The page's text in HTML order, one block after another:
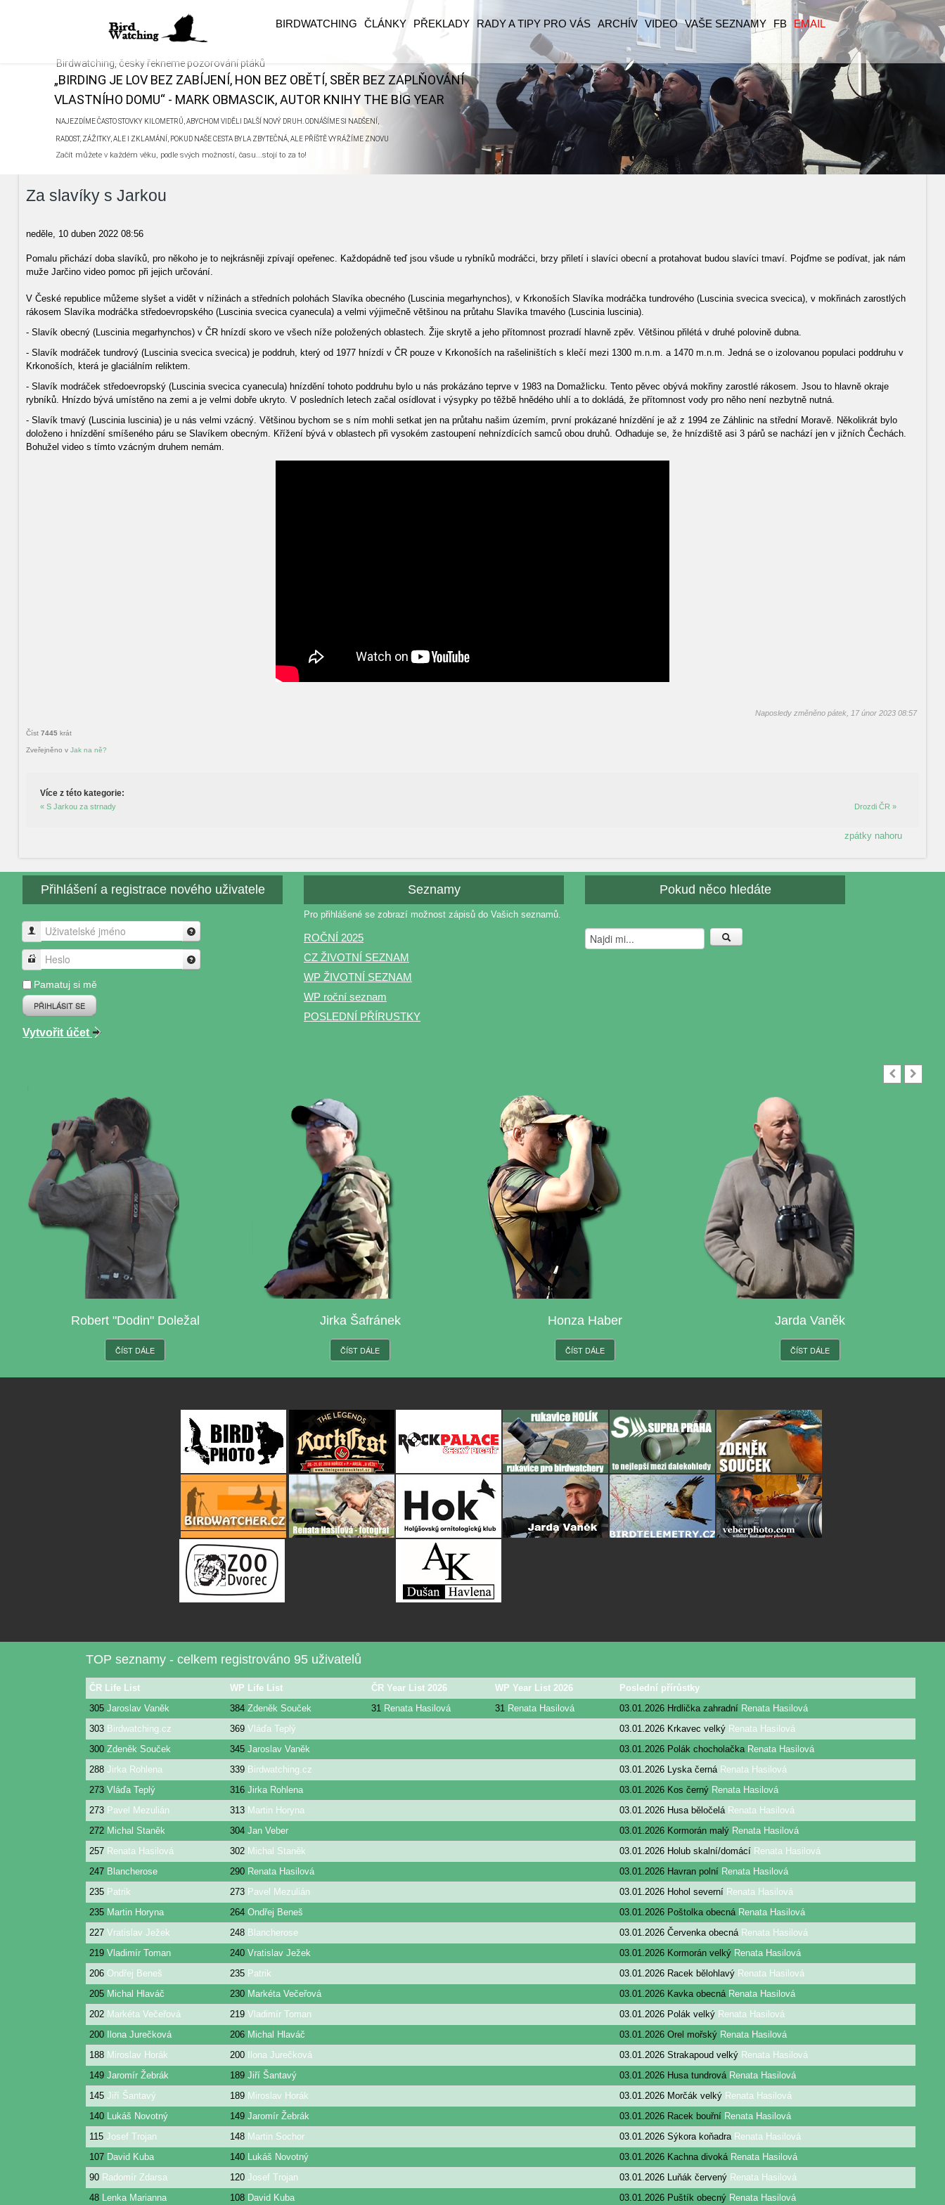
BIRDWATCHING ČLÁNKY PŘEKLADY RADY A TIPY PRO VÁS ARCHÍV VIDEO VAŠE SEZNAMY FB EMAIL
Birdwatching, česky řekneme pozorování ptáků
„BIRDING JE LOV BEZ ZABÍJENÍ, HON BEZ OBĚTÍ, SBĚR BEZ ZAPLŇOVÁNÍ
VLASTNÍHO DOMU“ - MARK OBMASCIK, AUTOR KNIHY THE BIG YEAR
NAJEZDÍME ČASTO STOVKY KILOMETRŮ, ABYCHOM VIDĚLI DALŠÍ NOVÝ DRUH. ODNÁŠÍME SI NADŠENÍ,
RADOST, ZÁŽITKY, ALE I ZKLAMÁNÍ, POKUD NAŠE CESTA BYLA ZBYTEČNÁ, ALE PŘÍŠTĚ VYRÁŽÍME ZNOVU
Začít můžete v každém věku, podle svých možností, času...stojí to za to!
Za slavíky s Jarkou
neděle, 10 duben 2022 08:56
Pomalu přichází doba slavíků, pro někoho je to nejkrásněji zpívají opeřenec. Každopádně teď jsou všude u rybníků modráčci, brzy přiletí i slavíci obecní a protahovat budou slavíci tmaví. Pojďme se podívat, jak nám
muže Jarčino video pomoc při jejich určování.
V České republice můžeme slyšet a vidět v nížinách a středních polohách Slavíka obecného (Luscinia megarhynchos), v Krkonoších Slavíka modráčka tundrového (Luscinia svecica svecica), v mokřinách zarostlých
rákosem Slavíka modráčka středoevropského (Luscinia svecica cyanecula) a velmi výjimečně většinou na průtahu Slavíka tmavého (Luscinia luscinia).
- Slavík obecný (Luscinia megarhynchos) v ČR hnízdí skoro ve všech níže položených oblastech. Žije skrytě a jeho přítomnost prozradí hlavně zpěv. Většinou přilétá v druhé polovině dubna.
- Slavík modráček tundrový (Luscinia svecica svecica) je poddruh, který od 1977 hnízdí v ČR pouze v Krkonoších na rašeliništích s klečí mezi 1300 m.n.m. a 1470 m.n.m. Jedná se o izolovanou populaci poddruhu v
Krkonoších, která je glaciálním reliktem.
- Slavík modráček středoevropský (Luscinia svecica cyanecula) hnízdění tohoto poddruhu bylo u nás prokázáno teprve v 1983 na Domažlicku. Tento pěvec obývá mokřiny zarostlé rákosem. Jsou to hlavně okraje
rybníků. Hnízdo bývá umístěno na zemi a je velmi dobře ukryto. V posledních letech začal osídlovat i výsypky po těžbě hnědého uhlí a to dokládá, že přítomnost vody pro něho není nezbytně nutná.
- Slavík tmavý (Luscinia luscinia) je u nás velmi vzácný. Většinou bychom se s ním mohli setkat jen na průtahu našim územím, první prokázané hnízdění je až z 1994 ze Záhlinic na střední Moravě. Několikrát bylo
doloženo i hnízdění smíšeného páru se Slavíkem obecným. Křížení bývá v oblastech při vysokém zastoupení nehnízdících samců obou druhů. Odhaduje se, že hnízdiště asi 3 párů se nachází jen v jižních Čechách.
Bohužel video s tímto vzácným druhem nemám.
Naposledy změněno pátek, 17 únor 2023 08:57
Číst 7445 krát
Zveřejněno v Jak na ně?
Více z této kategorie:
« S Jarkou za strnady Drozdi ČR »
zpátky nahoru
Přihlášení a registrace nového uživatele
Uživatelské jméno
Heslo
Pamatuj si mě
PŘIHLÁSIT SE
Vytvořit účet
Seznamy
Pro přihlášené se zobrazí možnost zápisů do Vašich seznamů.
ROČNÍ 2025
CZ ŽIVOTNÍ SEZNAM
WP ŽIVOTNÍ SEZNAM
WP roční seznam
POSLEDNÍ PŘÍRUSTKY
Pokud něco hledáte
Robert "Dodin" Doležal
ČÍST DÁLE
Jirka Šafránek
ČÍST DÁLE
Honza Haber
ČÍST DÁLE
Jarda Vaněk
ČÍST DÁLE
TOP seznamy - celkem registrováno 95 uživatelů
ČR Life List WP Life List ČR Year List 2026 WP Year List 2026
Poslední přírůstky
305 Jaroslav Vaněk 384 Zdeněk Souček 31 Renata Hasilová 31 Renata Hasilová 03.01.2026 Hrdlička zahradní Renata Hasilová
303 Birdwatching.cz 369 Vláďa Teplý 03.01.2026 Krkavec velký Renata Hasilová
300 Zdeněk Souček 345 Jaroslav Vaněk 03.01.2026 Polák chocholačka Renata Hasilová
288 Jirka Rohlena 339 Birdwatching.cz 03.01.2026 Lyska černá Renata Hasilová
273 Vláďa Teplý 316 Jirka Rohlena 03.01.2026 Kos černý Renata Hasilová
273 Pavel Mezulián 313 Martin Horyna 03.01.2026 Husa běločelá Renata Hasilová
272 Michal Staněk 304 Jan Veber 03.01.2026 Kormorán malý Renata Hasilová
257 Renata Hasilová 302 Michal Staněk 03.01.2026 Holub skalní/domácí Renata Hasilová
247 Blancherose 290 Renata Hasilová 03.01.2026 Havran polní Renata Hasilová
235 Patrik 273 Pavel Mezulián 03.01.2026 Hohol severní Renata Hasilová
235 Martin Horyna 264 Ondřej Beneš 03.01.2026 Poštolka obecná Renata Hasilová
227 Vratislav Ježek 248 Blancherose 03.01.2026 Červenka obecná Renata Hasilová
219 Vladimír Toman 240 Vratislav Ježek 03.01.2026 Kormorán velký Renata Hasilová
206 Ondřej Beneš 235 Patrik 03.01.2026 Racek bělohlavý Renata Hasilová
205 Michal Hlaváč 230 Markéta Večeřová 03.01.2026 Kavka obecná Renata Hasilová
202 Markéta Večeřová 219 Vladimír Toman 03.01.2026 Polák velký Renata Hasilová
200
Ilona Jurečková 206 Michal Hlaváč 03.01.2026 Orel mořský Renata Hasilová
188 Miroslav Horák 200 Ilona Jurečková 03.01.2026 Strakapoud velký Renata Hasilová
149 Jaromír Žebrák 189 Jiří Šantavý 03.01.2026 Husa tundrová Renata Hasilová
145 Jiří Šantavý 189 Miroslav Horák 03.01.2026 Morčák velký Renata Hasilová
140 Lukáš Novotný 149 Jaromír Žebrák 03.01.2026 Racek bouřní Renata Hasilová
115 Josef Trojan 148 Martin Sochor 03.01.2026 Sýkora koňadra Renata Hasilová
107 David Kuba 140 Lukáš Novotný 03.01.2026 Kachna divoká Renata Hasilová
90 Radomír Zdarsa 120 Josef Trojan 03.01.2026 Luňák červený Renata Hasilová
48 Lenka Marianna 108 David Kuba 03.01.2026 Puštík obecný Renata Hasilová